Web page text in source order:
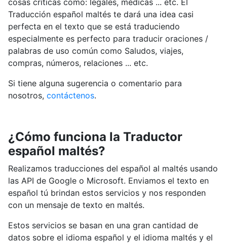
cosas críticas como: legales, médicas ... etc. El
Traducción español maltés te dará una idea casi
perfecta en el texto que se está traduciendo
especialmente es perfecto para traducir oraciones /
palabras de uso común como Saludos, viajes,
compras, números, relaciones ... etc.
Si tiene alguna sugerencia o comentario para
nosotros, contáctenos.
¿Cómo funciona la Traductor
español maltés?
Realizamos traducciones del español al maltés usando
las API de Google o Microsoft. Enviamos el texto en
español tú brindan estos servicios y nos responden
con un mensaje de texto en maltés.
Estos servicios se basan en una gran cantidad de
datos sobre el idioma español y el idioma maltés y el